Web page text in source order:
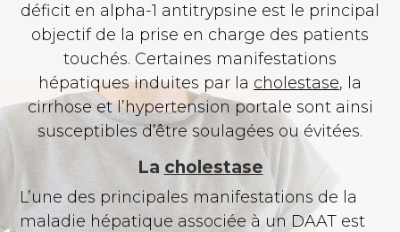
déficit en alpha-1 antitrypsine est le principal
objectif de la prise en charge des patients
touchés. Certaines manifestations
hépatiques induites par la cholestase, la
cirrhose et l’hypertension portale sont ainsi
susceptibles d’être soulagées ou évitées.
La cholestase
L’une des principales manifestations de la
maladie hépatique associée à un DAAT est